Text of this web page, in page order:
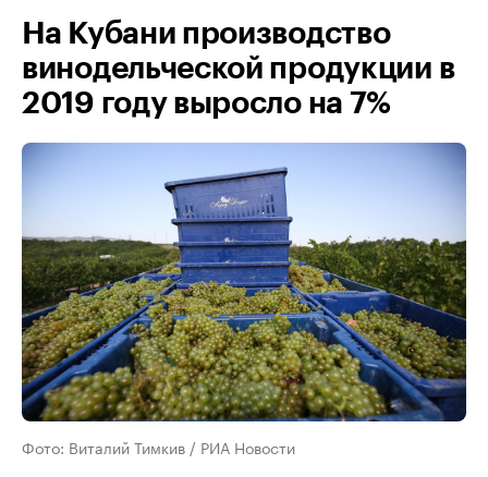
На Кубани производство
винодельческой продукции в
2019 году выросло на 7%
Фото: Виталий Тимкив / РИА Новости